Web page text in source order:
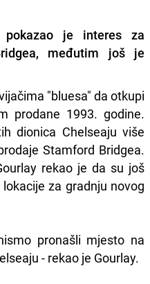
pokazao je interes za
međutim još je
"bluesa" da otkupi
prodane 1993. godine.
dionica Chelseaju više
Stamford Bridgea.
rekao je da su još
za gradnju novog
pronašli mjesto na
- rekao je Gourlay.